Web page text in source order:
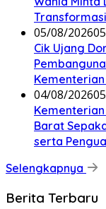
05/08/2026
Cik Ujang
Kementerian
04/08/2026
Kementerian
Barat
serta
Selengkapnya
Berita Terbaru